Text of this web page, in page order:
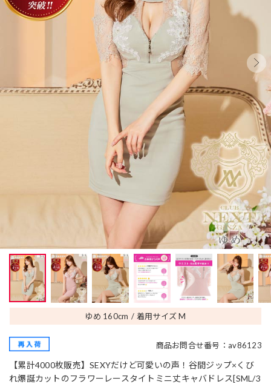
ゆめ 160cm 着用サイズ M
商品お問合せ番号：av86123
【累計4000枚販売】SEXYだけど可愛いの声！谷間ジップ×くび
れ爆誕カットのフラワーレースタイトミニ丈キャバドレス[SML/3